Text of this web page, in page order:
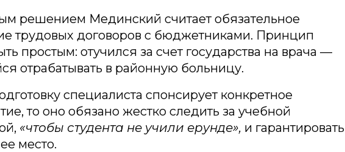
решением Мединский считает обязательное
трудовых договоров с бюджетниками. Принцип
простым: отучился за счет государства на врача —
отрабатывать в районную больницу.
специалиста спонсирует конкретное
то оно обязано жестко следить за учебной
«чтобы студента не учили ерунде», и гарантировать
место.